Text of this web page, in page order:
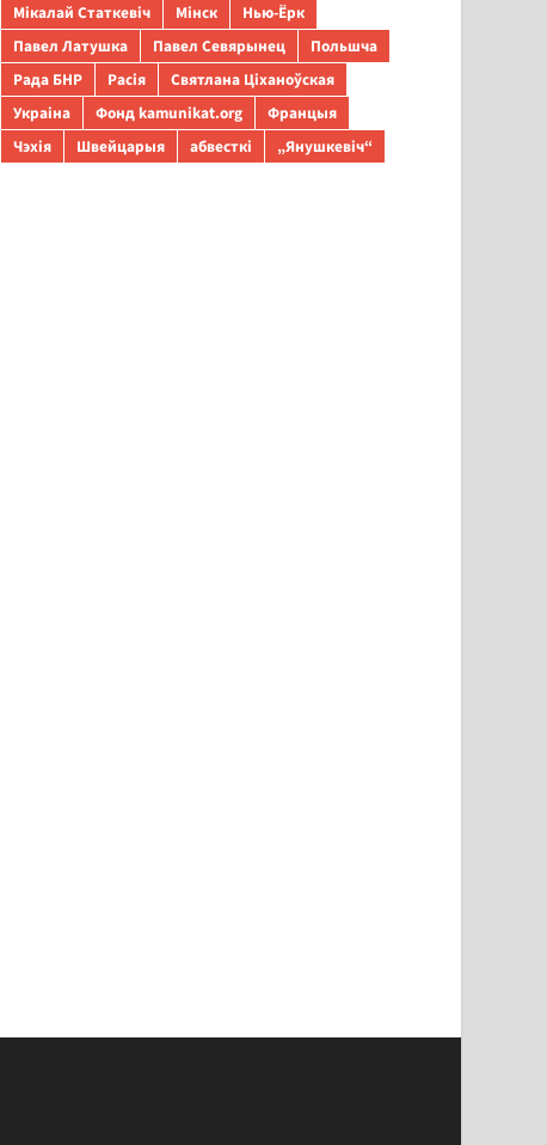
Мікалай Статкевіч
Мінск
Нью-Ёрк
Павел Латушка
Павел Севярынец
Польшча
Рада БНР
Расія
Святлана Ціханоўская
Украіна
Фонд kamunikat.org
Францыя
Чэхія
Швейцарыя абвесткі „Янушкевіч“